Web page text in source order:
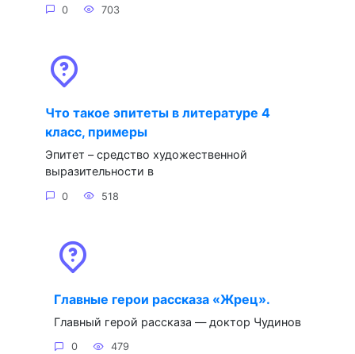
0 703
Что такое эпитеты в литературе 4
класс, примеры
Эпитет – средство художественной
выразительности в
0 518
Главные герои рассказа «Жрец».
Главный герой рассказа — доктор Чудинов
0 479